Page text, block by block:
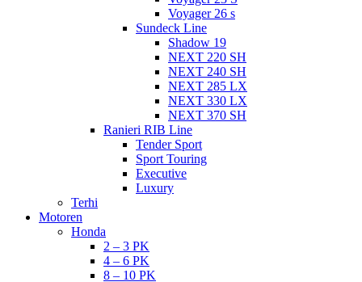
Voyager 26 s
Sundeck Line
Shadow 19
NEXT 220 SH
NEXT 240 SH
NEXT 285 LX
NEXT 330 LX
NEXT 370 SH
Ranieri RIB Line
Tender Sport
Sport Touring
Executive
Luxury
Terhi
Motoren
Honda
2 – 3 PK
4 – 6 PK
8 – 10 PK